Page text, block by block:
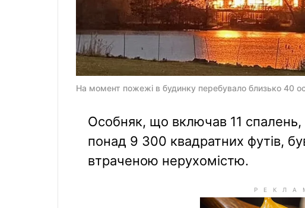
На момент пожежі в будинку перебувало близько 40
Особняк, що включав 11
понад 9 300 квадратних футів,
втраченою нерухомістю.